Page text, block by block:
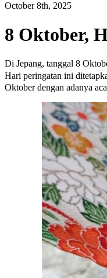
October 8th, 2025
8 Oktober,
Di Jepang, tanggal 8
Hari peringatan ini
Oktober dengan adanya